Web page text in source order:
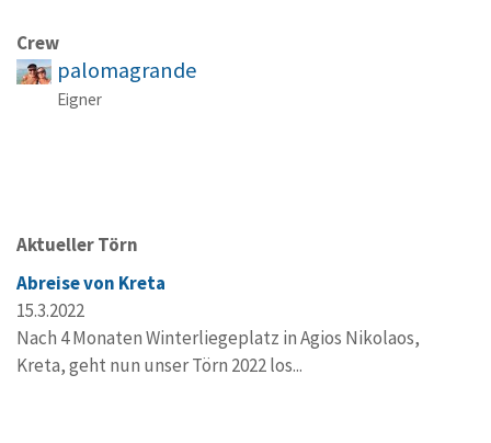
Crew
palomagrande
Eigner
Aktueller Törn
Abreise von Kreta
15.3.2022
Nach 4 Monaten Winterliegeplatz in Agios Nikolaos,
Kreta, geht nun unser Törn 2022 los...